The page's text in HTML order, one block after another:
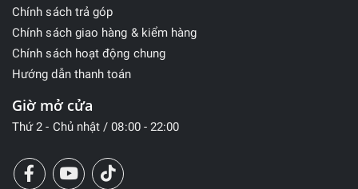
Chính sách trả góp
Chính sách giao hàng & kiểm hàng
Chính sách hoạt động chung
Hướng dẫn thanh toán
Giờ mở cửa
Thứ 2 - Chủ nhật / 08:00 - 22:00